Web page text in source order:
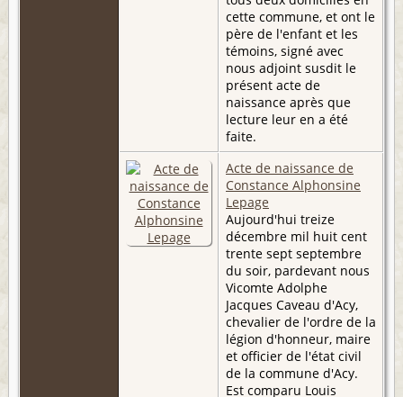
cette commune, et ont le
père de l'enfant et les
témoins, signé avec
nous adjoint susdit le
présent acte de
naissance après que
lecture leur en a été
faite.
Acte de naissance de
Constance Alphonsine
Lepage
Aujourd'hui treize
décembre mil huit cent
trente sept septembre
du soir, pardevant nous
Vicomte Adolphe
Jacques Caveau d'Acy,
chevalier de l'ordre de la
légion d'honneur, maire
et officier de l'état civil
de la commune d'Acy.
Est comparu Louis